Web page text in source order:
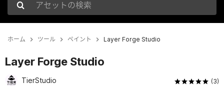
アセットの検索
ホーム ツール ペイント Layer Forge Studio
Layer Forge Studio
TierStudio (3)